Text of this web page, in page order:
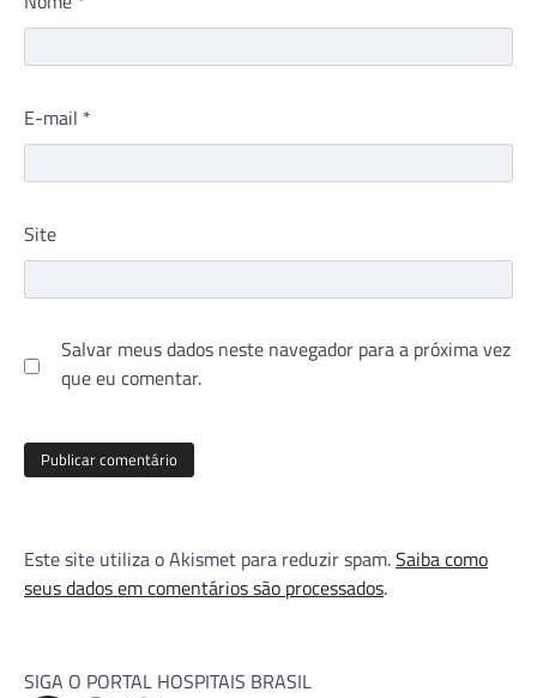
E-mail *
Site
Salvar meus dados neste navegador para a próxima vez
que eu comentar.
Este site utiliza o Akismet para reduzir spam.Saiba como
seus dados em comentários são processados.
SIGA O PORTAL HOSPITAIS BRASIL